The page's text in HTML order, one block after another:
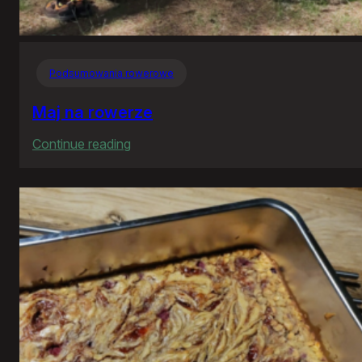
Podsumowania rowerowe
Maj na rowerze
Continue reading
na
rowerze